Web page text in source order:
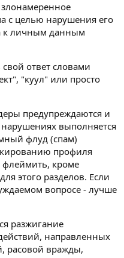
с целью нарушения его
к личным данным
ответ словами
"куул" или просто
предупреждаются и
выполняется
флуд (спам)
профиля
флеймить, кроме
этого разделов. Если
вопросе - лучше
разжигание
направленных
расовой вражды,